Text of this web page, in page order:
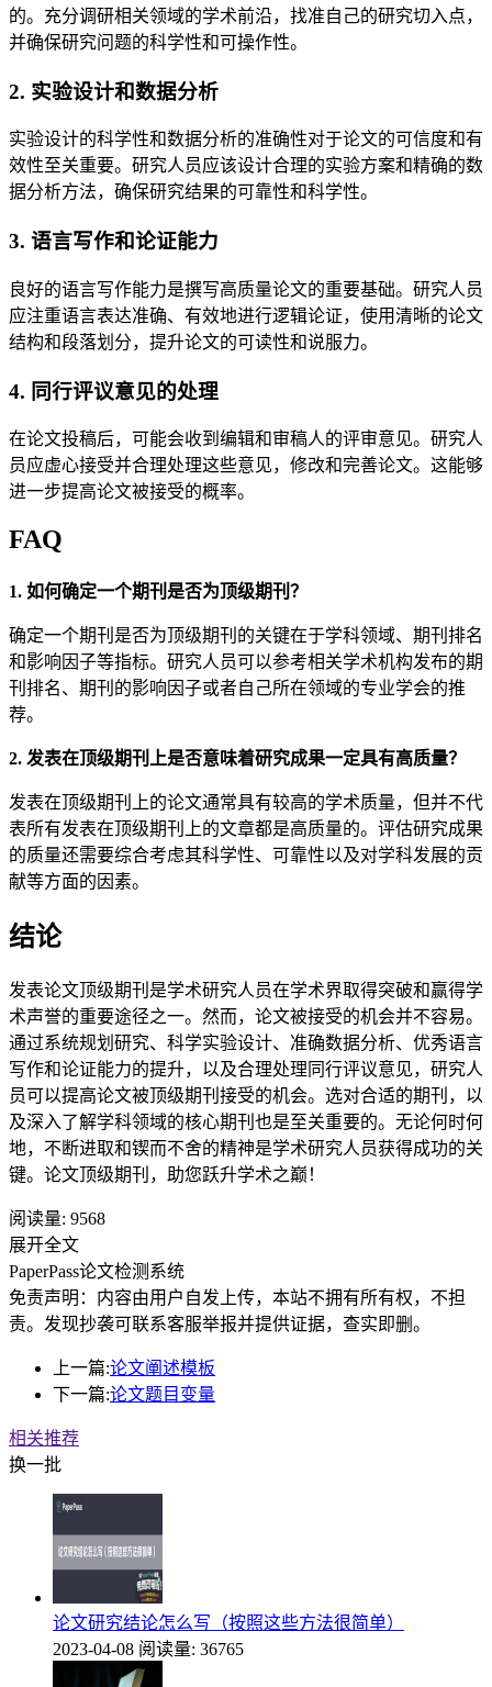
的。充分调研相关领域的学术前沿，找准自己的研究切入点，
并确保研究问题的科学性和可操作性。
2. 实验设计和数据分析
实验设计的科学性和数据分析的准确性对于论文的可信度和有
效性至关重要。研究人员应该设计合理的实验方案和精确的数
据分析方法，确保研究结果的可靠性和科学性。
3. 语言写作和论证能力
良好的语言写作能力是撰写高质量论文的重要基础。研究人员
应注重语言表达准确、有效地进行逻辑论证，使用清晰的论文
结构和段落划分，提升论文的可读性和说服力。
4. 同行评议意见的处理
在论文投稿后，可能会收到编辑和审稿人的评审意见。研究人
员应虚心接受并合理处理这些意见，修改和完善论文。这能够
进一步提高论文被接受的概率。
FAQ
1. 如何确定一个期刊是否为顶级期刊？
确定一个期刊是否为顶级期刊的关键在于学科领域、期刊排名
和影响因子等指标。研究人员可以参考相关学术机构发布的期
刊排名、期刊的影响因子或者自己所在领域的专业学会的推
荐。
2. 发表在顶级期刊上是否意味着研究成果一定具有高质量？
发表在顶级期刊上的论文通常具有较高的学术质量，但并不代
表所有发表在顶级期刊上的文章都是高质量的。评估研究成果
的质量还需要综合考虑其科学性、可靠性以及对学科发展的贡
献等方面的因素。
结论
发表论文顶级期刊是学术研究人员在学术界取得突破和赢得学
术声誉的重要途径之一。然而，论文被接受的机会并不容易。
通过系统规划研究、科学实验设计、准确数据分析、优秀语言
写作和论证能力的提升，以及合理处理同行评议意见，研究人
员可以提高论文被顶级期刊接受的机会。选对合适的期刊，以
及深入了解学科领域的核心期刊也是至关重要的。无论何时何
地，不断进取和锲而不舍的精神是学术研究人员获得成功的关
键。论文顶级期刊，助您跃升学术之巅！
阅读量: 9568
展开全文
PaperPass论文检测系统
免责声明：内容由用户自发上传，本站不拥有所有权，不担
责。发现抄袭可联系客服举报并提供证据，查实即删。
上一篇:论文阐述模板
下一篇:论文题目变量
相关推荐
换一批
论文研究结论怎么写（按照这些方法很简单）
2023-04-08 阅读量: 36765